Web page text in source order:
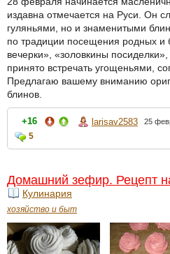
издавна отмечается на Руси. Он
гуляньями, но и знаменитыми
по традиции посещения родных и
вечерки», «золовкины
принято встречать угощеньями,
Предлагаю вашему вниманию
блинов.
+16 larisav2583 25
5
Домашний зефир. Рецепт
Кулинария
хозяйство и быт